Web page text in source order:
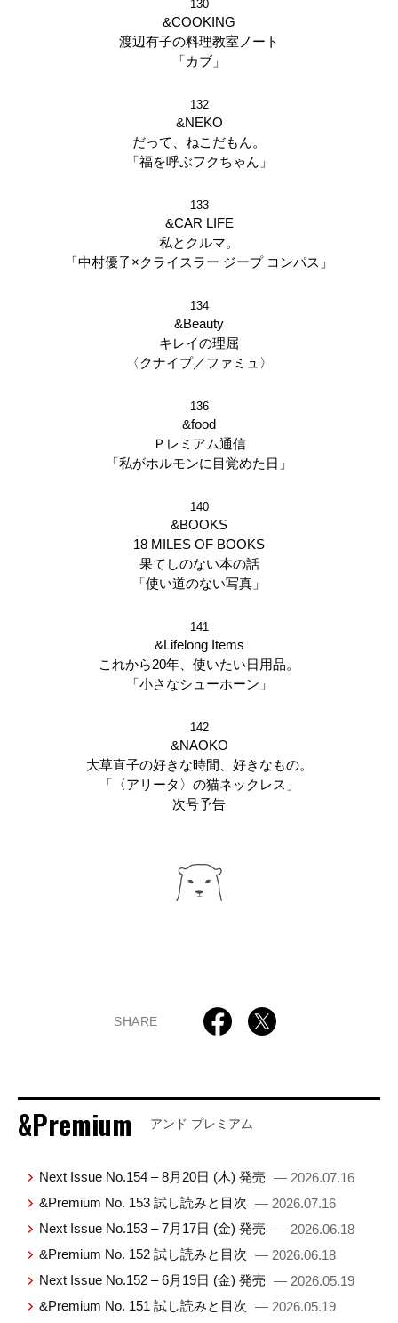
130
&COOKING
渡辺有子の料理教室ノート
「カブ」
132
&NEKO
だって、ねこだもん。
「福を呼ぶフクちゃん」
133
&CAR LIFE
私とクルマ。
「中村優子×クライスラー ジープ コンパス」
134
&Beauty
キレイの理屈
〈クナイプ／ファミュ〉
136
&food
Ｐレミアム通信
「私がホルモンに目覚めた日」
140
&BOOKS
18 MILES OF BOOKS
果てしのない本の話
「使い道のない写真」
141
&Lifelong Items
これから20年、使いたい日用品。
「小さなシューホーン」
142
&NAOKO
大草直子の好きな時間、好きなもの。
「〈アリータ〉の猫ネックレス」
次号予告
SHARE
&Premium アンド プレミアム
Next Issue No.154 – 8月20日 (木) 発売 — 2026.07.16
&Premium No. 153 試し読みと目次 — 2026.07.16
Next Issue No.153 – 7月17日 (金) 発売 — 2026.06.18
&Premium No. 152 試し読みと目次 — 2026.06.18
Next Issue No.152 – 6月19日 (金) 発売 — 2026.05.19
&Premium No. 151 試し読みと目次 — 2026.05.19